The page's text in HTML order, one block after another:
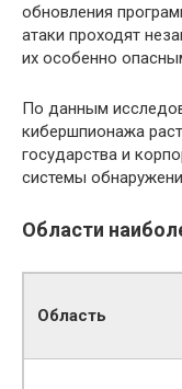
обновления
атаки проходят
их особенно
По данным
кибершпионажа
государства и
системы
Области
Область